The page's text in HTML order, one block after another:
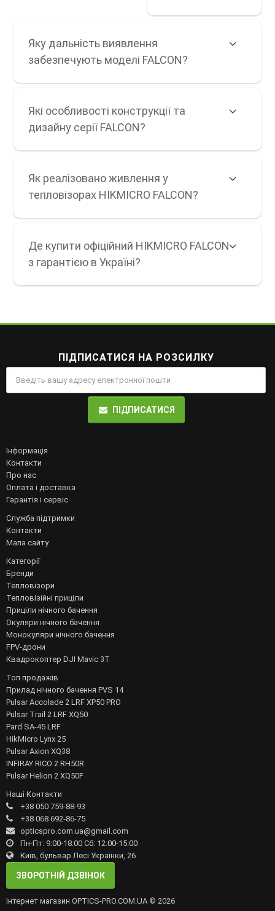
Яку дальність виявлення
забезпечують моделі FALCON?
Які особливості конструкції та
дизайну серії FALCON?
Як реалізовано живлення у
тепловізорах HIKMICRO FALCON?
Де купити офіційний HIKMICRO FALCON
з гарантією в Україні?
ПІДПИСАТИСЯ НА РОЗСИЛКУ
ПІДПИСАТИСЯ
Інформація
Контакти
Про нас
Оплата і доставка
Гарантія і сервіс
Служба підтримки
Контакти
Мапа сайту
Категорії
Бренди
Тепловізори
Тепловізійні приціли
Приціли нічного бачення
Окуляри нічного бачення
Монокуляри нічного бачення
FPV-дрони
Квадрокоптер DJI Mavic 3T
Топ продажів
Прилад нічного бачення PVS 14
Pulsar Accolade 2 LRF XP50 PRO
Pulsar Trail 2 LRF XQ50
Pard SA-45 LRF
HikMicro Lynx 25
Pulsar Axion XQ38
INFIRAY RICO 2 RH50R
Pulsar Helion 2 XQ50F
Наші Контакти
+38 050 759-88-93
+38 068 692-86-75
opticspro.com.ua@gmail.com
Пн-Пт: 9:00-18:00 Сб: 12:00-15:00
Київ, бульвар Лесі Українки, 26
ЗВОРОТНІЙ ДЗВІНОК
Інтернет магазин OPTICS-PRO.COM.UA © 2026